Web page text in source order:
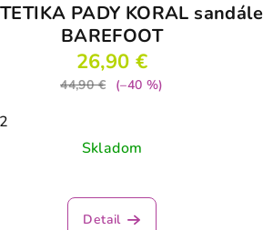
PADY KORAL sandále
BAREFOOT
26,90 €
44,90 € (–40 %)
Skladom
Detail